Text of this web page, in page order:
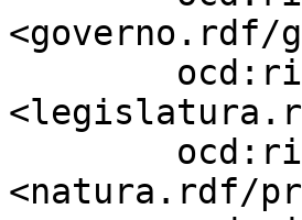
<governo.rdf/
<natura.rdf/